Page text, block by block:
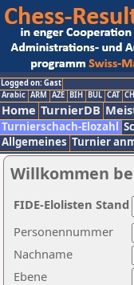
Logged on: Gast
Arabic ARM AZE BIH BUL CAT
Home TurnierDB
Turnierschach-Elozahl
Allgemeines Turnier
Willkommen
Nachname
Ebene
Personennummer
FIDE-Elolisten Stand